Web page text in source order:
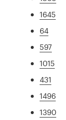
1645
64
597
1015
431
1496
1390